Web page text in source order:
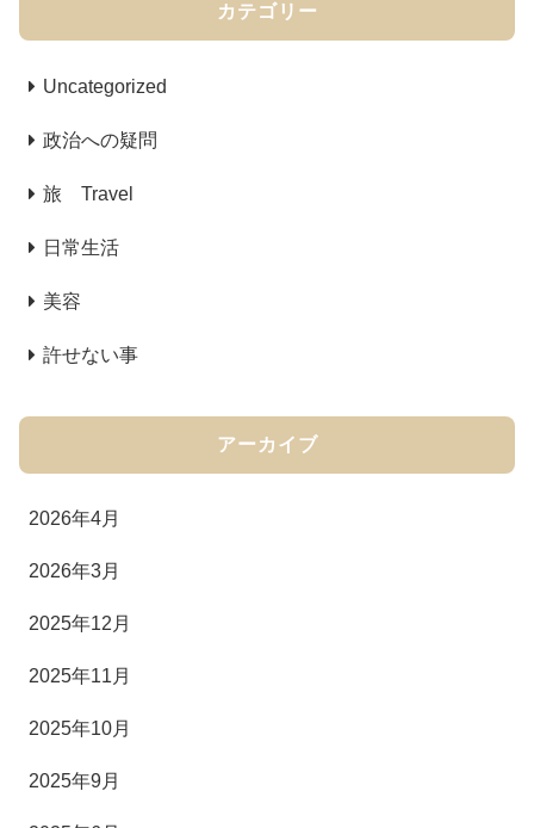
カテゴリー
Uncategorized
政治への疑問
旅 Travel
日常生活
美容
許せない事
アーカイブ
2026年4月
2026年3月
2025年12月
2025年11月
2025年10月
2025年9月